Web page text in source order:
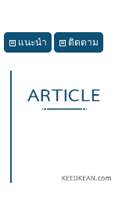
แนะนำ ติดตาม